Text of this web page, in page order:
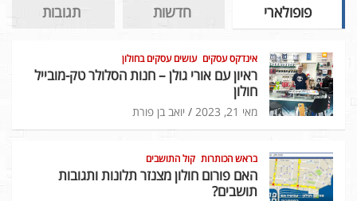
פופולארי חדשות תגובות
אינדקס עסקים עושים עסקים בחולון
ראיון עם אורי גולן – חנות הסלולר טק-מובייל
חולון
מאי 21, 2023 יואב בן פורת
בראש הכותרות קול התושבים
האם פורום חולון מצנזר תלונות ותגובות
תושבים?